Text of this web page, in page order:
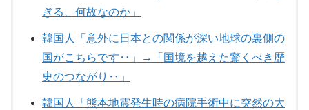
ぎる、何故なのか」
韓国人「意外に日本との関係が深い地球の裏側の
国がこちらです‥」→「国境を越えた驚くべき歴
史のつながり‥」
韓国人「熊本地震発生時の病院手術中に突然の大